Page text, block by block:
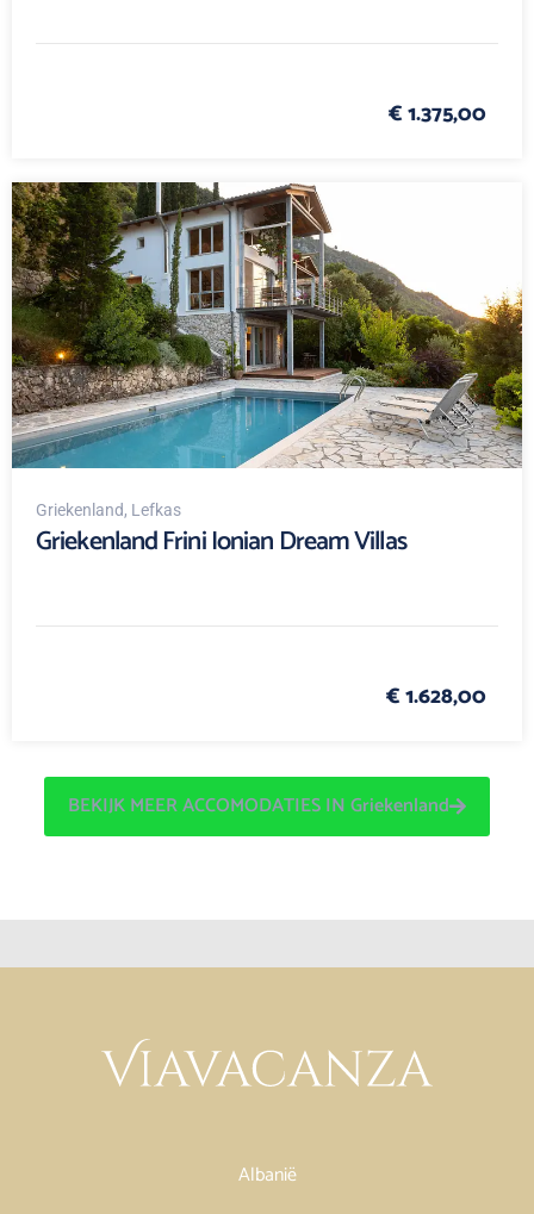
€ 1.375,00
Griekenland, Lefkas
Griekenland Frini Ionian Dream Villas
€ 1.628,00
BEKIJK MEER ACCOMODATIES IN Griekenland
Albanië